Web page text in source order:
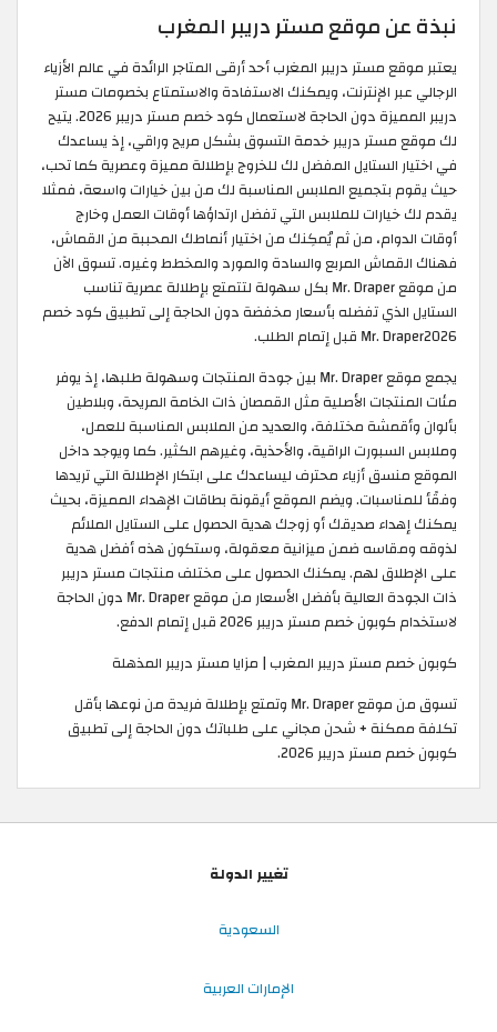
نبذة عن موقع مستر دريبر المغرب
يعتبر موقع مستر دريبر المغرب أحد أرقى المتاجر الرائدة في عالم الأزياء
الرجالي عبر الإنترنت، ويمكنك الاستفادة والاستمتاع بخصومات مستر
دريبر المميزة دون الحاجة لاستعمال كود خصم مستر دريبر 2026. يتيح
لك موقع مستر دريبر خدمة التسوق بشكل مريح وراقي، إذ يساعدك
في اختيار الستايل المفضل لك للخروج بإطلالة مميزة وعصرية كما تحب،
حيث يقوم بتجميع الملابس المناسبة لك من بين خيارات واسعة، فمثلا
يقدم لك خيارات للملابس التي تفضل ارتداؤها أوقات العمل وخارج
أوقات الدوام، من ثم يُمكِنك من اختيار أنماطك المحببة من القماش،
فهناك القماش المربع والسادة والمورد والمخطط وغيره. تسوق الآن
من موقع Mr. Draper بكل سهولة لتتمتع بإطلالة عصرية تناسب
الستايل الذي تفضله بأسعار مخفضة دون الحاجة إلى تطبيق كود خصم
Mr. Draper2026 قبل إتمام الطلب.
يجمع موقع Mr. Draper بين جودة المنتجات وسهولة طلبها، إذ يوفر
مئات المنتجات الأصلية مثل القمصان ذات الخامة المريحة، وبلاطين
بألوان وأقمشة مختلفة، والعديد من الملابس المناسبة للعمل،
وملابس السبورت الراقية، والأحذية، وغيرهم الكثير. كما ويوجد داخل
الموقع منسق أزياء محترف ليساعدك على ابتكار الإطلالة التي تريدها
وفقًأ للمناسبات. ويضم الموقع أيقونة بطاقات الإهداء المميزة، بحيث
يمكنك إهداء صديقك أو زوجك هدية الحصول على الستايل الملائم
لذوقه ومقاسه ضمن ميزانية معقولة، وستكون هذه أفضل هدية
على الإطلاق لهم. يمكنك الحصول على مختلف منتجات مستر دريبر
ذات الجودة العالية بأفضل الأسعار من موقع Mr. Draper دون الحاجة
لاستخدام كوبون خصم مستر دريبر 2026 قبل إتمام الدفع.
كوبون خصم مستر دريبر المغرب | مزايا مستر دريبر المذهلة
تسوق من موقع Mr. Draper وتمتع بإطلالة فريدة من نوعها بأقل
تكلفة ممكنة + شحن مجاني على طلباتك دون الحاجة إلى تطبيق
كوبون خصم مستر دريبر 2026.
تغيير الدولة
السعودية
الإمارات العربية